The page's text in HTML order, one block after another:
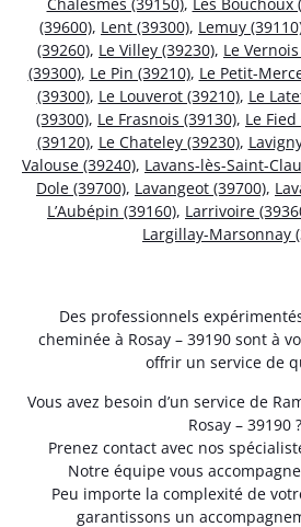
(39600), Lent (39300), Lemuy
(39260), Le Villey (39230), Le
(39300), Le Pin (39210), Le Petit-
(39300), Le Louverot (39210), Le
(39300), Le Frasnois (39130), Le
(39120), Le Chateley (39230),
Valouse (39240), Lavans-lès-Saint-
Dole (39700), Lavangeot (39700),
L’Aubépin (39160), Larrivoire
Largillay-Marsonnay
Des professionnels
cheminée à Rosay – 39190 sont à
offrir un service de
Vous avez besoin d’un service de
Rosay – 39190 ?
Prenez contact avec nos
Notre équipe vous
Peu importe la complexité de
garantissons un